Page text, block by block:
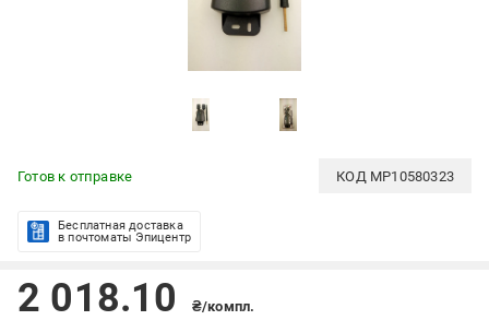
Готов к отправке КОД MP10580323
Бесплатная доставка
в почтоматы Эпицентр
2 018.10 ₴/компл.